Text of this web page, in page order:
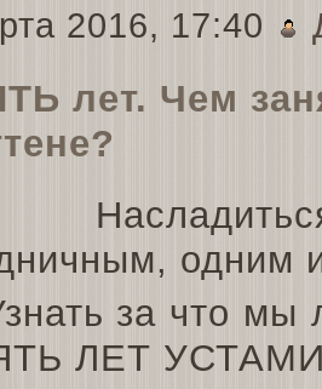
2016, 17:40
лет. Чем
одним
за что мы
ЛЕТ